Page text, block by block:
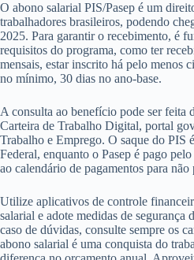
O abono salarial PIS/Pasep é um
trabalhadores brasileiros, podendo
2025. Para garantir o recebimento, é
requisitos do programa, como ter
mensais, estar inscrito há pelo menos
no mínimo, 30 dias no ano-base.
A consulta ao benefício pode ser feita
Carteira de Trabalho Digital, portal
Trabalho e Emprego. O saque do PIS
Federal, enquanto o Pasep é pago
ao calendário de pagamentos para não
Utilize aplicativos de controle
salarial e adote medidas de
caso de dúvidas, consulte sempre os
abono salarial é uma conquista do